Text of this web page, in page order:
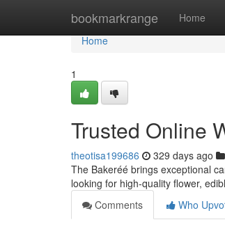
bookmarkrange Home
Home
Home
1
Trusted Online
theotisa199686 329 days ago
The Bakeréé brings exceptional
looking for high-quality flower,
Comments
Who